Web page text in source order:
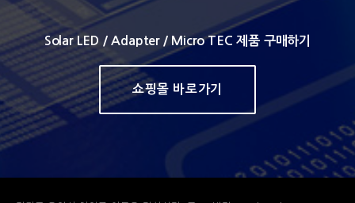
Solar LED / Adapter / Micro TEC 제품 구매하기
쇼핑몰 바로가기